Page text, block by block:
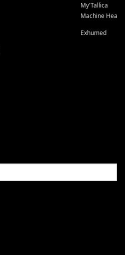
My'Tallica
Machine Head
Exhumed